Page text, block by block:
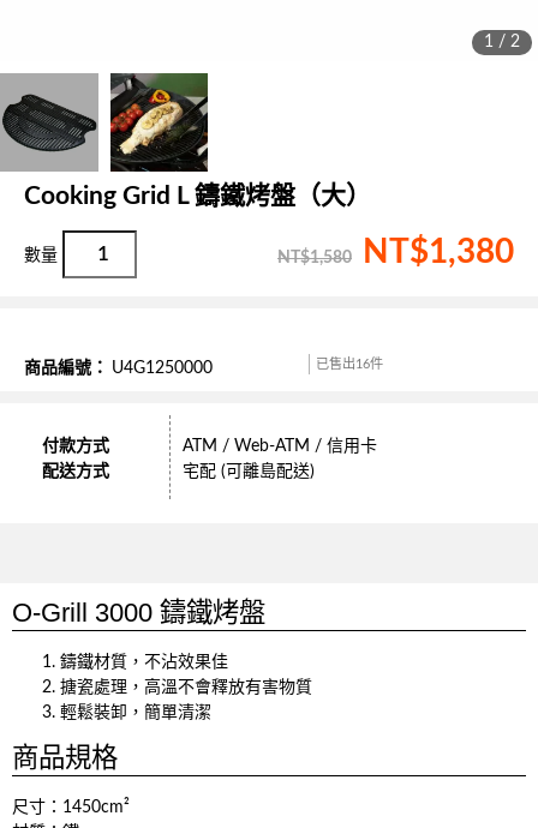
1 / 2
Cooking Grid L 鑄鐵烤盤（大）
NT$1,580 NT$1,380
商品編號： U4G1250000 已售出16件
付款方式
配送方式
ATM / Web-ATM / 信用卡
宅配 (可離島配送)
O-Grill 3000 鑄鐵烤盤
鑄鐵材質，不沾效果佳
搪瓷處理，高溫不會釋放有害物質
輕鬆裝卸，簡單清潔
商品規格
尺寸：1450cm²